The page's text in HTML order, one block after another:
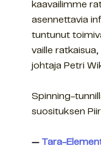
kaavailimme
asennettavia
tuntunut
vaille
johtaja Petri
Spinning-
suosituksen
— Tara-